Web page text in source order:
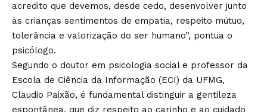
acredito que devemos, desde cedo, desenvolver junto
às crianças sentimentos de empatia, respeito mútuo,
tolerância e valorização do ser humano”, pontua o
psicólogo.
Segundo o doutor em psicologia social e professor da
Escola de Ciência da Informação (ECI) da UFMG,
Claudio Paixão, é fundamental distinguir a gentileza
espontânea, que diz respeito ao carinho e ao cuidado